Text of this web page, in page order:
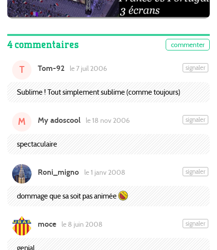
4 commentaires commenter
T Tom-92 le 7 juil 2006 signaler
Sublime ! Tout simplement sublime (comme toujours)
M My adoscool le 18 nov 2006 signaler
spectaculaire
Roni_migno le 1 janv 2008 signaler
dommage que sa soit pas animée
moce le 8 juin 2008 signaler
genial